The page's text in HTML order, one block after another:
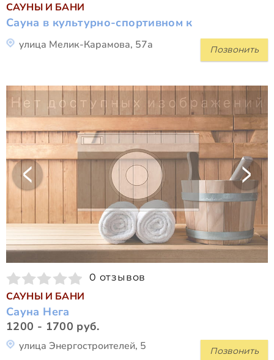
САУНЫ И БАНИ
Сауна в культурно-спортивном к
Позвонить
улица Мелик-Карамова, 57а
0 отзывов
САУНЫ И БАНИ
Сауна Нега
1200 - 1700 руб.
Позвонить
улица Энергостроителей, 5